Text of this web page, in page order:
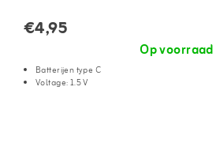
€4,95
Op voorraad
Batterijen type C
Voltage: 1.5 V